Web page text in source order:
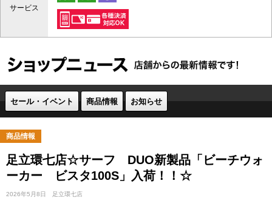
サービス
セール・イベント 商品情報 お知らせ
商品情報
足立環七店☆サーフ DUO新製品「ビーチウォ
ーカー ビスタ100S」入荷！！☆
2026年5月8日 足立環七店